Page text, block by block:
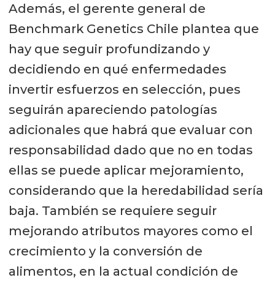
Además, el gerente general de
Benchmark Genetics Chile plantea que
hay que seguir profundizando y
decidiendo en qué enfermedades
invertir esfuerzos en selección, pues
seguirán apareciendo patologías
adicionales que habrá que evaluar con
responsabilidad dado que no en todas
ellas se puede aplicar mejoramiento,
considerando que la heredabilidad sería
baja. También se requiere seguir
mejorando atributos mayores como el
crecimiento y la conversión de
alimentos, en la actual condición de